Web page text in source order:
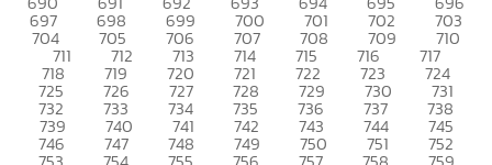
697 698 699 700 701 702 703
704 705 706 707 708 709 710
711 712 713 714 715 716 717
718 719 720 721 722 723 724
725 726 727 728 729 730 731
732 733 734 735 736 737 738
739 740 741 742 743 744 745
746 747 748 749 750 751 752